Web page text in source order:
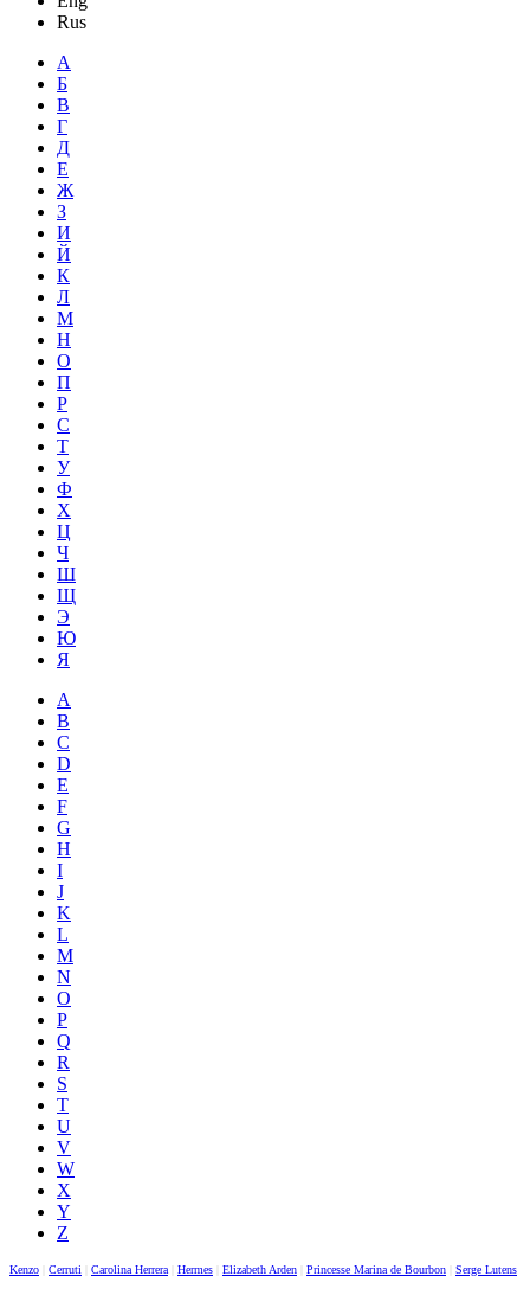
Rus
А
Б
В
Г
Д
Е
Ж
З
И
Й
К
Л
М
Н
О
П
Р
С
Т
У
Ф
Х
Ц
Ч
Ш
Щ
Э
Ю
Я
A
B
C
D
E
F
G
H
I
J
K
L
M
N
O
P
Q
R
S
T
U
V
W
X
Y
Z
Kenzo Cerruti Carolina Herrera Hermes Elizabeth Arden Princesse Marina de Bourbon Serge Lutens